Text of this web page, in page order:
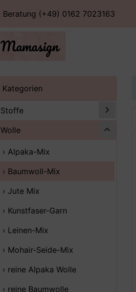
Beratung (+49) 0162 7023163
Kategorien
Stoffe
Wolle
› Alpaka-Mix
› Baumwoll-Mix
› Jute Mix
› Kunstfaser-Garn
› Leinen-Mix
› Mohair-Seide-Mix
› reine Alpaka Wolle
› reine Baumwolle